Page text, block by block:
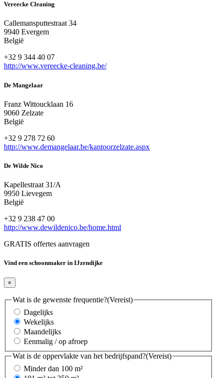
Vereecke Cleaning
Callemansputtestraat 34
9940 Evergem
België
+32 9 344 40 07
http://www.vereecke-cleaning.be/
De Mangelaar
Franz Wittoucklaan 16
9060 Zelzate
België
+32 9 278 72 60
http://www.demangelaar.be/kantoorzelzate.aspx
De Wilde Nico
Kapellestraat 31/A
9950 Lievegem
België
+32 9 238 47 00
http://www.dewildenico.be/home.html
GRATIS offertes aanvragen
Vind een schoonmaker in IJzendijke
×
Wat is de gewenste frequentie?(Vereist)
Dagelijks
Wekelijks
Maandelijks
Eenmalig / op afroep
Wat is de oppervlakte van het bedrijfspand?(Vereist)
Minder dan 100 m²